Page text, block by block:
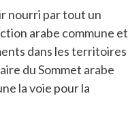
nourri par tout un
arabe commune et
dans les territoires
du Sommet arabe
la voie pour la